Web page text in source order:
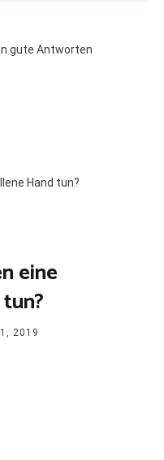
gute Antworten
Hand tun?
eine
2019